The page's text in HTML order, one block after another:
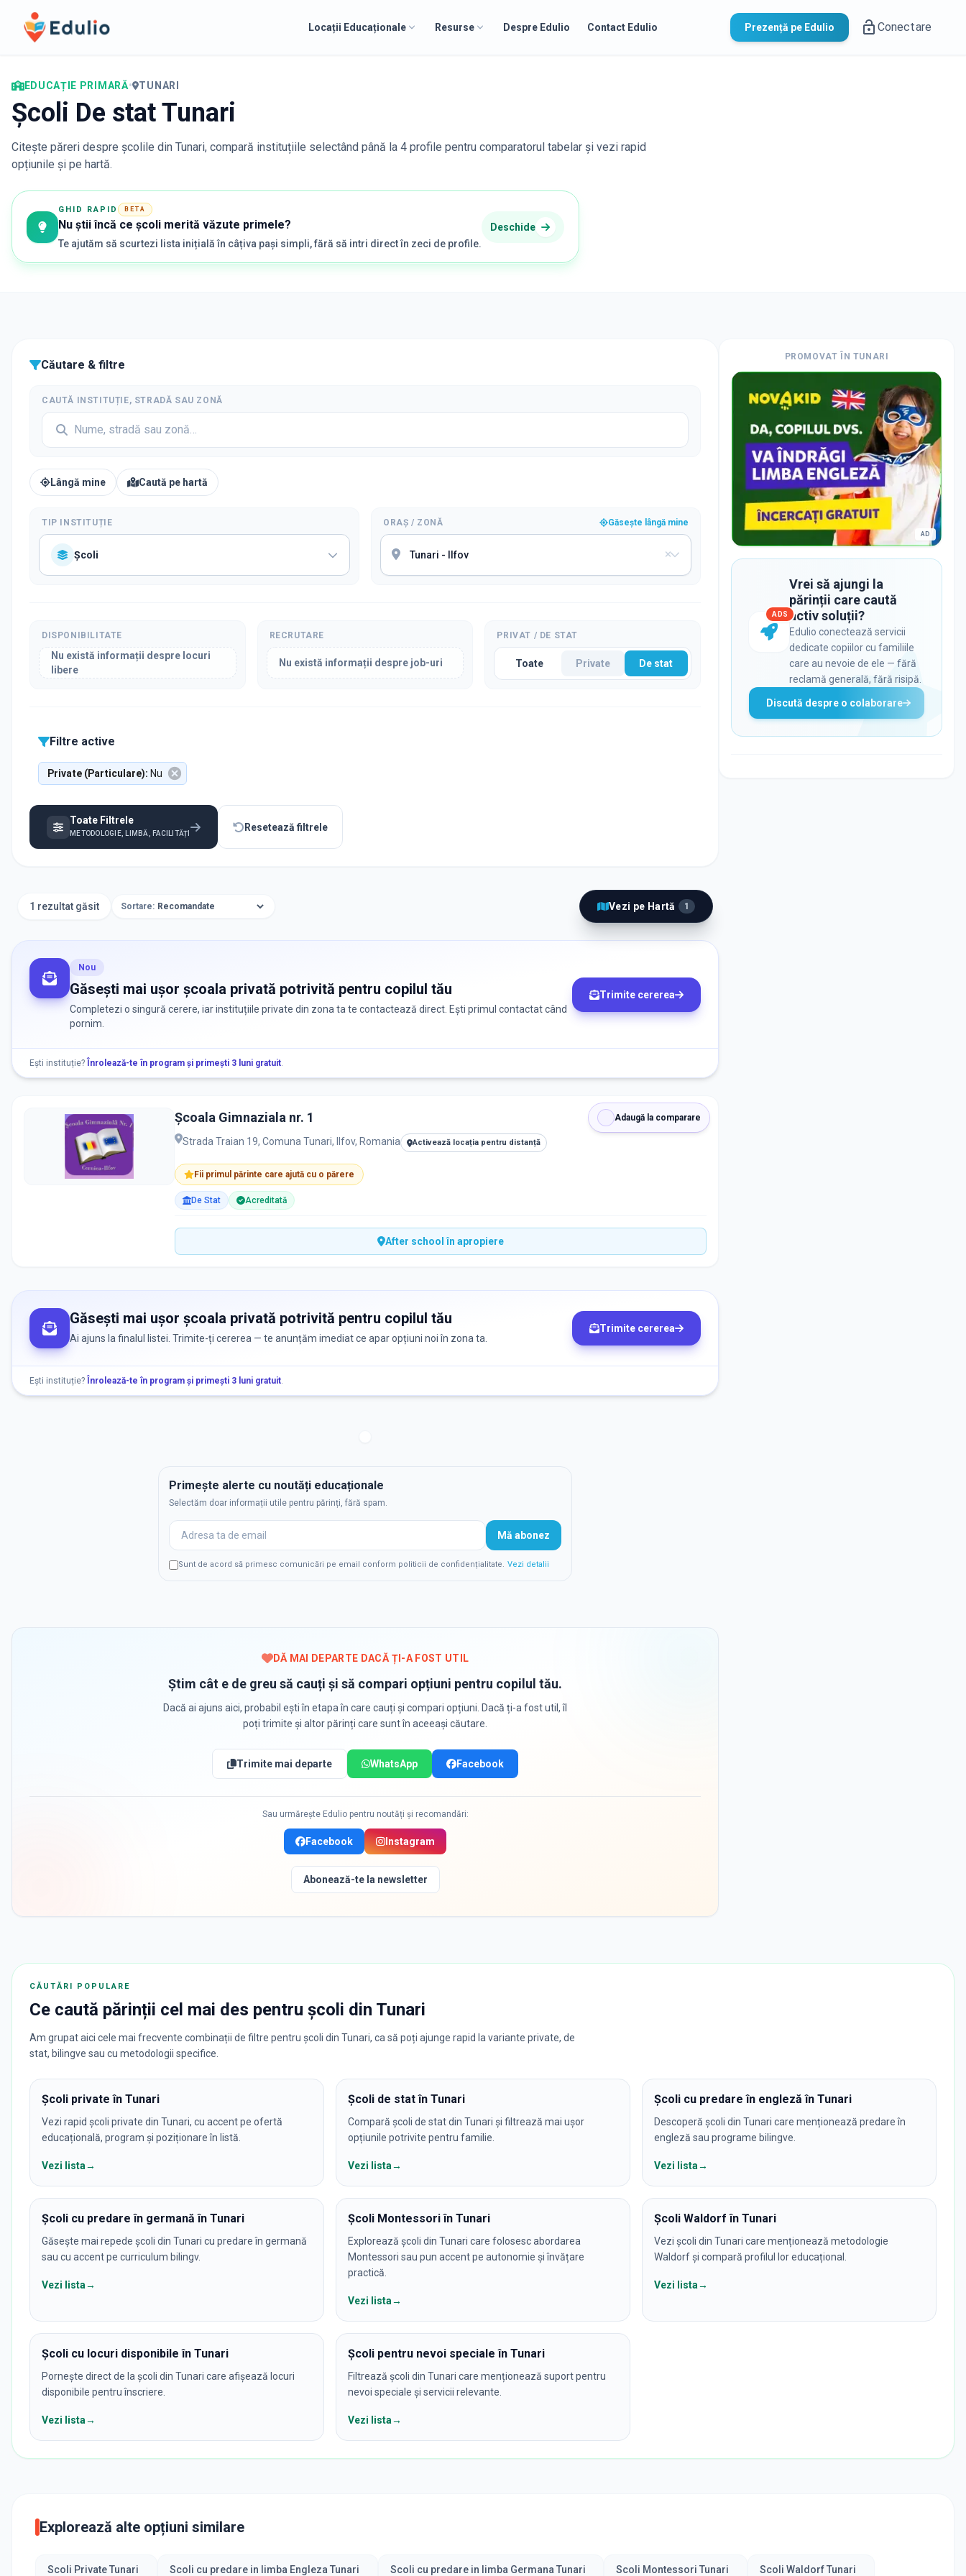
Edulio
Locații Educaționale Resurse Despre Edulio Contact Edulio Prezență pe Edulio Conectare
EDUCAȚIE PRIMARĂ• TUNARI
Școli De stat Tunari
Citește păreri despre școlile din Tunari, compară instituțiile selectând până la 4 profile pentru comparatorul tabelar și vezi rapid
opțiunile și pe hartă.
GHID RAPID BETA
Nu știi încă ce școli merită văzute primele?
Te ajutăm să scurtezi lista inițială în câțiva pași simpli, fără să intri direct în zeci de profile.
Deschide
Căutare & filtre
CAUTĂ INSTITUȚIE, STRADĂ SAU ZONĂ
Lângă mine Caută pe hartă
TIP INSTITUȚIE
Școli
ORAȘ / ZONĂ Găsește lângă mine
DISPONIBILITATE
Nu există informații despre locuri
libere
RECRUTARE
Nu există informații despre job-uri
PRIVAT / DE STAT
Toate Private De stat
Filtre active
Private (Particulare): Nu
Toate Filtrele
METODOLOGIE, LIMBĂ, FACILITĂȚI
Resetează filtrele
1 rezultat găsit Sortare: Vezi pe Hartă 1
Nou
Găsești mai ușor școala privată potrivită pentru copilul tău
Completezi o singură cerere, iar instituțiile private din zona ta te contactează direct. Ești primul contactat când
pornim.
Trimite cererea
Ești instituție? Înrolează-te în program și primești 3 luni gratuit.
Adaugă la comparare
Şcoala Gimnaziala nr. 1
Strada Traian 19, Comuna Tunari, Ilfov, Romania Activează locația pentru distanță
Fii primul părinte care ajută cu o părere
De Stat Acreditată
After school în apropiere
Găsești mai ușor școala privată potrivită pentru copilul tău
Ai ajuns la finalul listei. Trimite-ți cererea — te anunțăm imediat ce apar opțiuni noi în zona ta.
Trimite cererea
Ești instituție? Înrolează-te în program și primești 3 luni gratuit.
Primește alerte cu noutăți educaționale
Selectăm doar informații utile pentru părinți, fără spam.
Mă abonez
Sunt de acord să primesc comunicări pe email conform politicii de confidențialitate. Vezi detalii
DĂ MAI DEPARTE DACĂ ȚI-A FOST UTIL
Știm cât e de greu să cauți și să compari opțiuni pentru copilul tău.
Dacă ai ajuns aici, probabil ești în etapa în care cauți și compari opțiuni. Dacă ți-a fost util, îl
poți trimite și altor părinți care sunt în aceeași căutare.
Trimite mai departe WhatsApp Facebook
Sau urmărește Edulio pentru noutăți și recomandări:
Facebook Instagram
Abonează-te la newsletter
PROMOVAT ÎN TUNARI
AD
ADS
Vrei să ajungi la
părinții care caută
activ soluții?
Edulio conectează servicii
dedicate copiilor cu familiile
care au nevoie de ele — fără
reclamă generală, fără risipă.
Discută despre o colaborare
CĂUTĂRI POPULARE
Ce caută părinții cel mai des pentru școli din Tunari
Am grupat aici cele mai frecvente combinații de filtre pentru școli din Tunari, ca să poți ajunge rapid la variante private, de
stat, bilingve sau cu metodologii specifice.
Școli private în Tunari
Vezi rapid școli private din Tunari, cu accent pe ofertă
educațională, program și poziționare în listă.
Vezi lista→
Școli de stat în Tunari
Compară școli de stat din Tunari și filtrează mai ușor
opțiunile potrivite pentru familie.
Vezi lista→
Școli cu predare în engleză în Tunari
Descoperă școli din Tunari care menționează predare în
engleză sau programe bilingve.
Vezi lista→
Școli cu predare în germană în Tunari
Găsește mai repede școli din Tunari cu predare în germană
sau cu accent pe curriculum bilingv.
Vezi lista→
Școli Montessori în Tunari
Explorează școli din Tunari care folosesc abordarea
Montessori sau pun accent pe autonomie și învățare
practică.
Vezi lista→
Școli Waldorf în Tunari
Vezi școli din Tunari care menționează metodologie
Waldorf și compară profilul lor educațional.
Vezi lista→
Școli cu locuri disponibile în Tunari
Pornește direct de la școli din Tunari care afișează locuri
disponibile pentru înscriere.
Vezi lista→
Școli pentru nevoi speciale în Tunari
Filtrează școli din Tunari care menționează suport pentru
nevoi speciale și servicii relevante.
Vezi lista→
Explorează alte opțiuni similare
Scoli Private Tunari Scoli cu predare in limba Engleza Tunari Scoli cu predare in limba Germana Tunari Scoli Montessori Tunari Scoli Waldorf Tunari